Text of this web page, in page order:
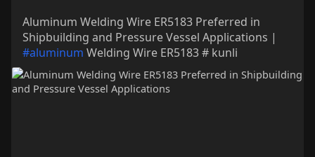
Aluminum Welding Wire ER5183 Preferred in
Shipbuilding and Pressure Vessel Applications |
#aluminum Welding Wire ER5183 # kunli